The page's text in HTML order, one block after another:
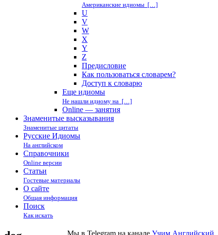
Американские идиомы […]
U
V
W
X
Y
Z
Предисловие
Как пользоваться словарем?
Доступ к словарю
Еще идиомы
Не нашли идиому на […]
Online — занятия
Знаменитые высказывания
Знаменитые цитаты
Русские Идиомы
На английском
Справочники
Online версии
Статьи
Гостевые материалы
О сайте
Общая информация
Поиск
Как искать
Мы в Telegram на канале Учим Английский